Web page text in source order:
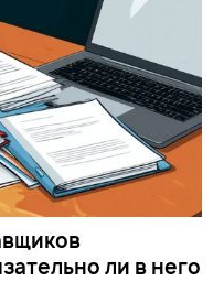
ли в него